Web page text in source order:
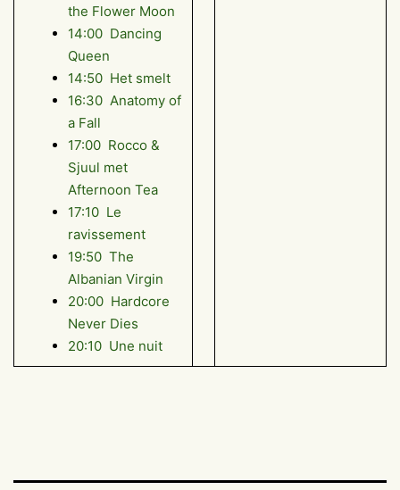
the Flower Moon
14:00 Dancing
Queen
14:50 Het smelt
16:30 Anatomy of
a Fall
17:00 Rocco &
Sjuul met
Afternoon Tea
17:10 Le
ravissement
19:50 The
Albanian Virgin
20:00 Hardcore
Never Dies
20:10 Une nuit